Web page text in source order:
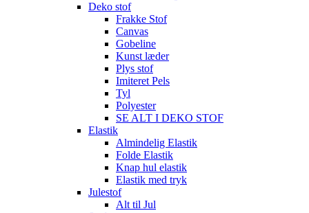
Deko stof
Frakke Stof
Canvas
Gobeline
Kunst læder
Plys stof
Imiteret Pels
Tyl
Polyester
SE ALT I DEKO STOF
Elastik
Almindelig Elastik
Folde Elastik
Knap hul elastik
Elastik med tryk
Julestof
Alt til Jul